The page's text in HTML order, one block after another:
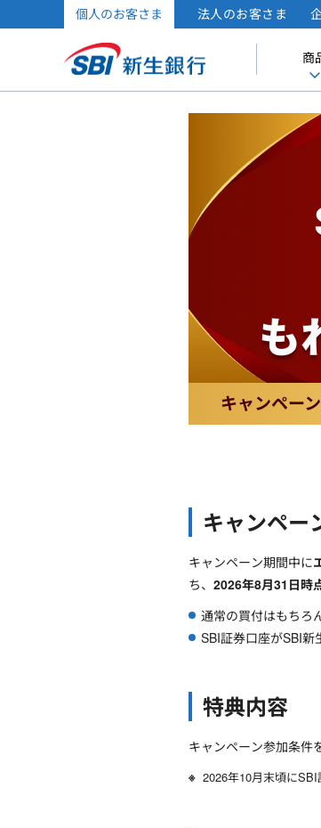
商
個人のお客さま 法人のお客さま
キャンペー
キャンペーン期間中に
ち、 2026年8月31日時
通常の買付はもちろ
SBI証券口座がSBI新
特典内容
キャンペーン参加条件
2026年10月末頃にSBI